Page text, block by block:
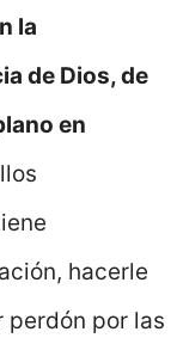
la
de Dios, de
en
hacerle
perdón por las